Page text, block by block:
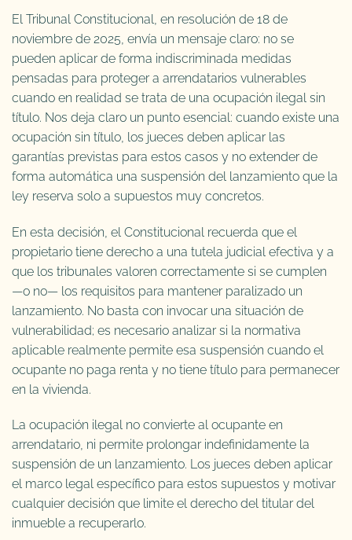
El Tribunal Constitucional, en resolución de 18 de
noviembre de 2025, envía un mensaje claro: no se
pueden aplicar de forma indiscriminada medidas
pensadas para proteger a arrendatarios vulnerables
cuando en realidad se trata de una ocupación ilegal sin
título. Nos deja claro un punto esencial: cuando existe una
ocupación sin título, los jueces deben aplicar las
garantías previstas para estos casos y no extender de
forma automática una suspensión del lanzamiento que la
ley reserva solo a supuestos muy concretos.
En esta decisión, el Constitucional recuerda que el
propietario tiene derecho a una tutela judicial efectiva y a
que los tribunales valoren correctamente si se cumplen
—o no— los requisitos para mantener paralizado un
lanzamiento. No basta con invocar una situación de
vulnerabilidad; es necesario analizar si la normativa
aplicable realmente permite esa suspensión cuando el
ocupante no paga renta y no tiene título para permanecer
en la vivienda.
La ocupación ilegal no convierte al ocupante en
arrendatario, ni permite prolongar indefinidamente la
suspensión de un lanzamiento. Los jueces deben aplicar
el marco legal específico para estos supuestos y motivar
cualquier decisión que limite el derecho del titular del
inmueble a recuperarlo.